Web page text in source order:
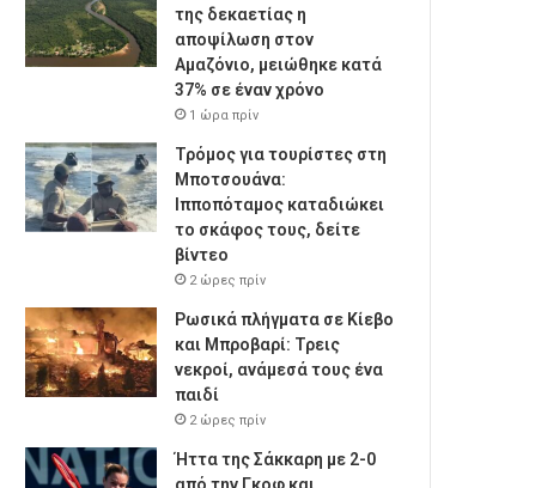
της δεκαετίας η
αποψίλωση στον
Αμαζόνιο, μειώθηκε κατά
37% σε έναν χρόνο
1 ώρα πρίν
Τρόμος για τουρίστες στη
Μποτσουάνα:
Ιπποπόταμος καταδιώκει
το σκάφος τους, δείτε
βίντεο
2 ώρες πρίν
Ρωσικά πλήγματα σε Κίεβο
και Μπροβαρί: Τρεις
νεκροί, ανάμεσά τους ένα
παιδί
2 ώρες πρίν
Ήττα της Σάκκαρη με 2-0